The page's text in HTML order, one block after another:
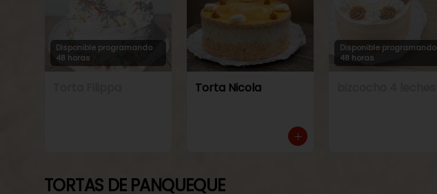
Disponible programando
48 horas
Torta Nicola
Disponible programando
48 horas
TORTAS DE PANQUEQUE